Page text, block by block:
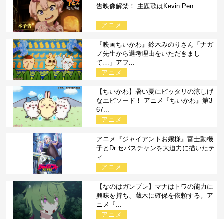
告映像解禁！ 主題歌はKevin Pen...
アニメ
『映画ちいかわ』鈴木みのりさん「ナガ
ノ先生から選考理由をいただきまし
て…」アフ...
アニメ
【ちいかわ】暑い夏にピッタリの涼しげ
なエピソード！ アニメ『ちいかわ』第3
67...
アニメ
アニメ『ジャイアントお嬢様』富士動機
子とDr.セバスチャンを大迫力に描いたテ
ィ...
アニメ
【なのはガンブレ】マナはトワの能力に
興味を持ち、蔵木に確保を依頼する。ア
ニメ『...
アニメ